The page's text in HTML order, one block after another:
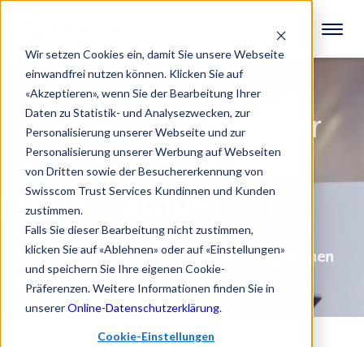
Wir setzen Cookies ein, damit Sie unsere Webseite
einwandfrei nutzen können. Klicken Sie auf
«Akzeptieren», wenn Sie der Bearbeitung Ihrer
Daten zu Statistik- und Analysezwecken, zur
Personalisierung unserer Webseite und zur
Personalisierung unserer Werbung auf Webseiten
von Dritten sowie der Besuchererkennung von
Swisscom Trust Services Kundinnen und Kunden
zustimmen.
Falls Sie dieser Bearbeitung nicht zustimmen,
klicken Sie auf «Ablehnen» oder auf «Einstellungen»
und speichern Sie Ihre eigenen Cookie-
Präferenzen. Weitere Informationen finden Sie in
unsererOnline-Datenschutzerklärung.
Cookie-Einstellungen
Business Potenzial für
Signatur-, SaaS- oder
PaaS-Plattformen
Zusammenarbeit mit einem paneuropäischen
qualifizierten Trust Service Provider